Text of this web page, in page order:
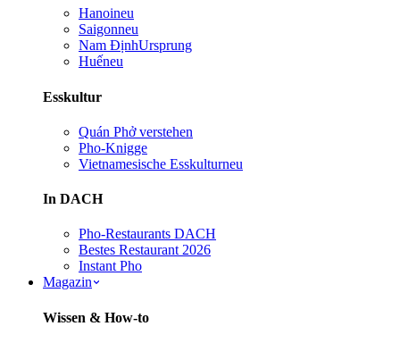
Hanoineu
Saigonneu
Nam ĐịnhUrsprung
Huếneu
Esskultur
Quán Phở verstehen
Pho-Knigge
Vietnamesische Esskulturneu
In DACH
Pho-Restaurants DACH
Bestes Restaurant 2026
Instant Pho
Magazin
Wissen & How-to